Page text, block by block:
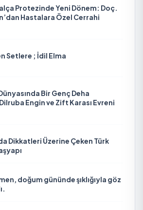
Protezinde Yeni Dönem: Doç.
Hastalara Özel Cerrahi
Setlere ; İdil Elma
Bir Genç Deha
Engin ve Zift Karası Evreni
Dikkatleri Üzerine Çeken Türk
doğum gününde şıklığıyla göz